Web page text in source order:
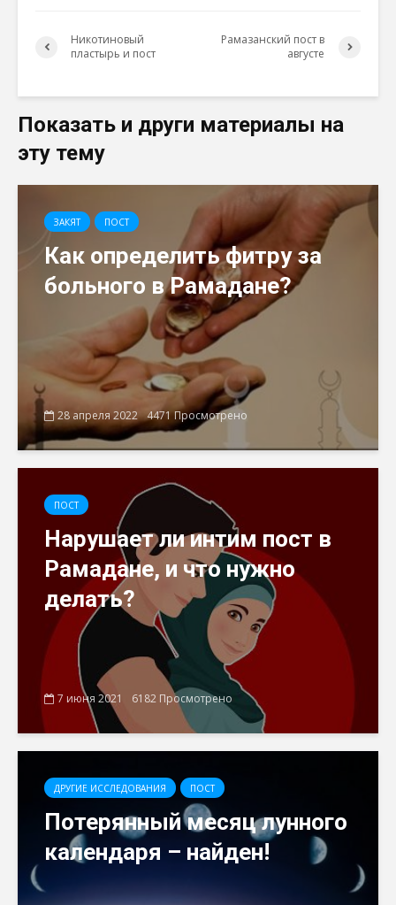
Никотиновый
пластырь и пост
Рамазанский пост в
августе
Показать и други материалы на
эту тему
ЗАКЯТ ПОСТ
Как определить фитру за
больного в Рамадане?
28 апреля 2022 4471 Просмотрено
ПОСТ
Нарушает ли интим пост в
Рамадане, и что нужно
делать?
7 июня 2021 6182 Просмотрено
ДРУГИЕ ИССЛЕДОВАНИЯ ПОСТ
Потерянный месяц лунного
календаря – найден!